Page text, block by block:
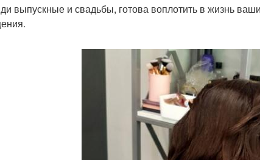
выпускные и свадьбы, готова воплотить в жизнь